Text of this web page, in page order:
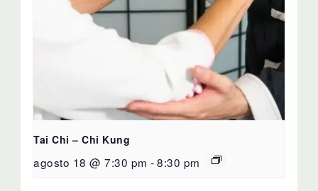
Tai Chi – Chi Kung
agosto 18 @ 7:30 pm -8:30 pm